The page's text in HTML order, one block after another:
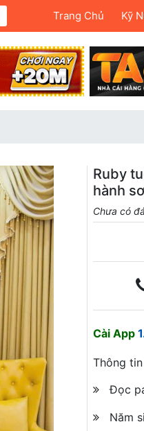
Trang Chủ Kỹ
Ruby
hành
Chưa có
Cài App
Thông
Đọc
Năm